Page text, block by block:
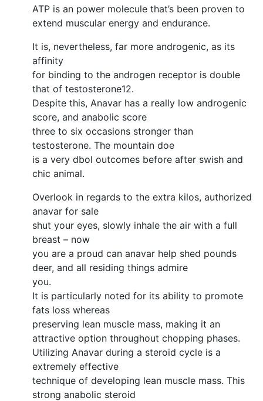
ATP is an power molecule that’s been proven to
extend muscular energy and endurance.
It is, nevertheless, far more androgenic, as its
affinity
for binding to the androgen receptor is double
that of testosterone12.
Despite this, Anavar has a really low androgenic
score, and anabolic score
three to six occasions stronger than
testosterone. The mountain doe
is a very dbol outcomes before after swish and
chic animal.
Overlook in regards to the extra kilos, authorized
anavar for sale
shut your eyes, slowly inhale the air with a full
breast – now
you are a proud can anavar help shed pounds
deer, and all residing things admire
you.
It is particularly noted for its ability to promote
fats loss whereas
preserving lean muscle mass, making it an
attractive option throughout chopping phases.
Utilizing Anavar during a steroid cycle is a
extremely effective
technique of developing lean muscle mass. This
strong anabolic steroid